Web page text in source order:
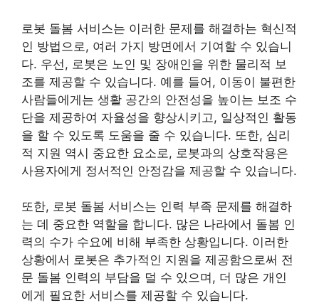
로봇 돌봄 서비스는 이러한 문제를 해결하는 혁신적
인 방법으로, 여러 가지 방면에서 기여할 수 있습니
다. 우선, 로봇은 노인 및 장애인을 위한 물리적 보
조를 제공할 수 있습니다. 예를 들어, 이동이 불편한
사람들에게는 생활 공간의 안전성을 높이는 보조 수
단을 제공하여 자율성을 향상시키고, 일상적인 활동
을 할 수 있도록 도움을 줄 수 있습니다. 또한, 심리
적 지원 역시 중요한 요소로, 로봇과의 상호작용은
사용자에게 정서적인 안정감을 제공할 수 있습니다.
또한, 로봇 돌봄 서비스는 인력 부족 문제를 해결하
는 데 중요한 역할을 합니다. 많은 나라에서 돌봄 인
력의 수가 수요에 비해 부족한 상황입니다. 이러한
상황에서 로봇은 추가적인 지원을 제공함으로써 전
문 돌봄 인력의 부담을 덜 수 있으며, 더 많은 개인
에게 필요한 서비스를 제공할 수 있습니다.